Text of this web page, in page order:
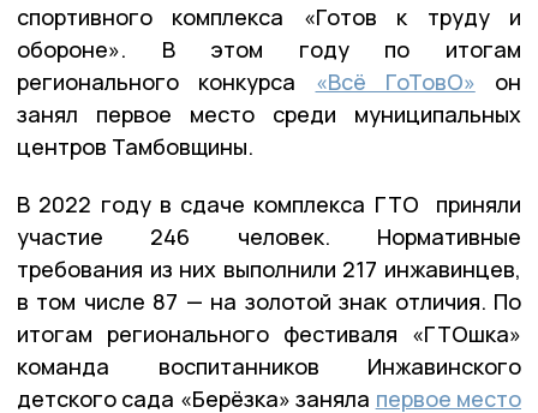
спортивного комплекса «Готов к труду и
обороне». В этом году по итогам
регионального конкурса «Всё ГоТовО» он
занял первое место среди муниципальных
центров Тамбовщины.
В 2022 году в сдаче комплекса ГТО приняли
участие 246 человек. Нормативные
требования из них выполнили 217 инжавинцев,
в том числе 87 — на золотой знак отличия. По
итогам регионального фестиваля «ГТОшка»
команда воспитанников Инжавинского
детского сада «Берёзка» заняла первое место